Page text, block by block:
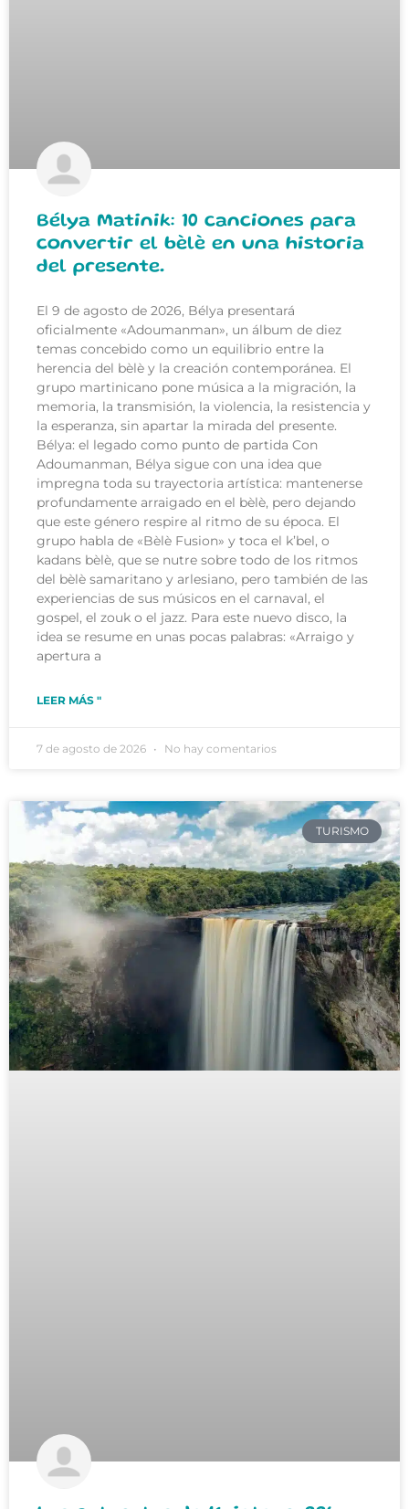
Bélya Matinik: 10 canciones para
convertir el bèlè en una historia
del presente.
El 9 de agosto de 2026, Bélya presentará
oficialmente «Adoumanman», un álbum de diez
temas concebido como un equilibrio entre la
herencia del bèlè y la creación contemporánea. El
grupo martinicano pone música a la migración, la
memoria, la transmisión, la violencia, la resistencia y
la esperanza, sin apartar la mirada del presente.
Bélya: el legado como punto de partida Con
Adoumanman, Bélya sigue con una idea que
impregna toda su trayectoria artística: mantenerse
profundamente arraigado en el bèlè, pero dejando
que este género respire al ritmo de su época. El
grupo habla de «Bèlè Fusion» y toca el k’bel, o
kadans bèlè, que se nutre sobre todo de los ritmos
del bèlè samaritano y arlesiano, pero también de las
experiencias de sus músicos en el carnaval, el
gospel, el zouk o el jazz. Para este nuevo disco, la
idea se resume en unas pocas palabras: «Arraigo y
apertura a
LEER MÁS "
7 de agosto de 2026 No hay comentarios
TURISMO